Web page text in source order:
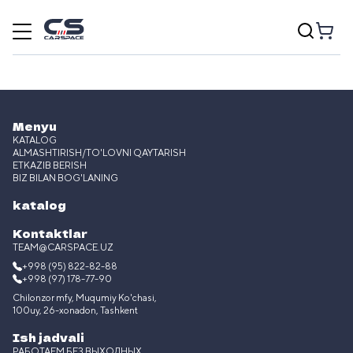
Menyu
KATALOG
ALMASHTIRISH/TO'LOVNI QAYTARISH
ETKAZIB BERISH
BIZ BILAN BOG'LANING
katalog
Kontaktlar
TEAM@CARSPACE.UZ
+998 (95) 822-82-88
+998 (97) 178-77-90
Chilonzor mfy, Muqumiy Ko'chasi,
100uy, 26-xonadon, Tashkent
Ish jadvali